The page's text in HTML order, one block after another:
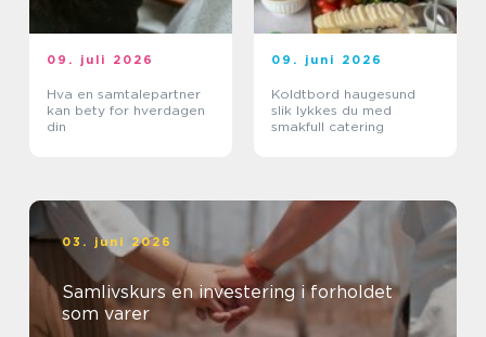
09. juli 2026
Hva en samtalepartner
kan bety for hverdagen
din
09. juni 2026
Koldtbord haugesund
slik lykkes du med
smakfull catering
03. juni 2026
Samlivskurs en investering i forholdet
som varer